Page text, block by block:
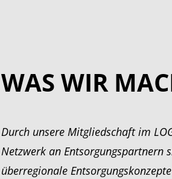
WAS WIR
Durch unsere Mitgliedschaft im
Netzwerk an Entsorgungspartnern
überregionale